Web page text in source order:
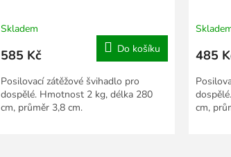
Skladem
585 Kč Do košíku
Posilovací zátěžové švihadlo pro
dospělé. Hmotnost 2 kg, délka 280
cm, průměr 3,8 cm.
485
cm,